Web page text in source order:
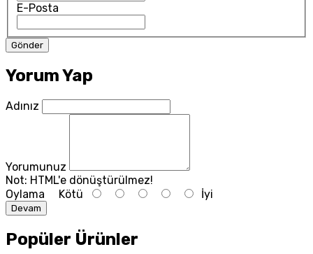
E-Posta
Yorum Yap
Adınız
Yorumunuz
Not: HTML'e dönüştürülmez!
Oylama Kötü İyi
Devam
Popüler Ürünler